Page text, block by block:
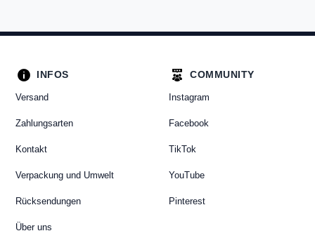
INFOS
Versand
Zahlungsarten
Kontakt
Verpackung und Umwelt
Rücksendungen
Über uns
COMMUNITY
Instagram
Facebook
TikTok
YouTube
Pinterest